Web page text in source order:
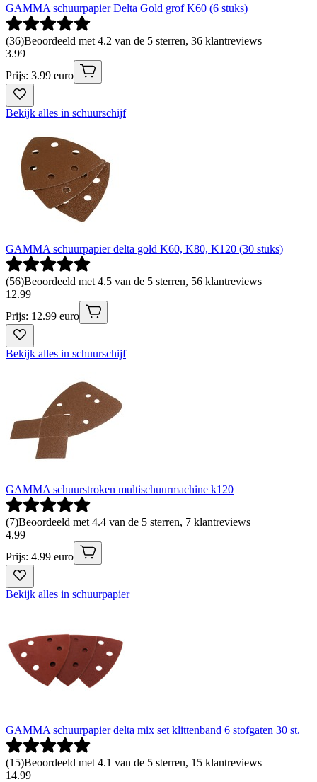
GAMMA schuurpapier Delta Gold grof K60 (6 stuks)
(36)Beoordeeld met 4.2 van de 5 sterren, 36 klantreviews
3.99
Prijs: 3.99 euro
Bekijk alles in schuurschijf
GAMMA schuurpapier delta gold K60, K80, K120 (30 stuks)
(56)Beoordeeld met 4.5 van de 5 sterren, 56 klantreviews
12.99
Prijs: 12.99 euro
Bekijk alles in schuurschijf
GAMMA schuurstroken multischuurmachine k120
(7)Beoordeeld met 4.4 van de 5 sterren, 7 klantreviews
4.99
Prijs: 4.99 euro
Bekijk alles in schuurpapier
GAMMA schuurpapier delta mix set klittenband 6 stofgaten 30 st.
(15)Beoordeeld met 4.1 van de 5 sterren, 15 klantreviews
14.99